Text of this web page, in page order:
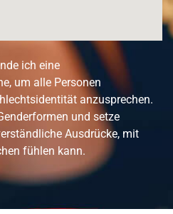
ich eine
um alle Personen
anzusprechen.
und setze
Ausdrücke, mit
fühlen kann.